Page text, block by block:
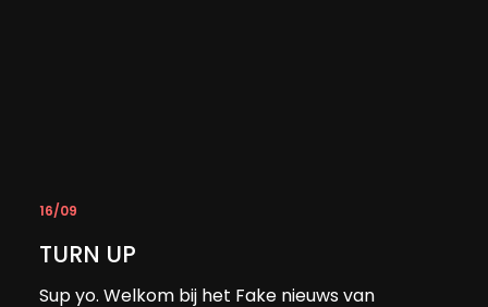
16/09
TURN UP
Sup yo. Welkom bij het Fake nieuws van